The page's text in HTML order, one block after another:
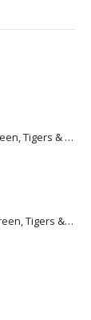
Sidney Midi Smock Dress - Dark Green, Tigers & Palms D1169
Henrietta Mini Shirt Dress - Dark Green, Tigers & Palms D1170